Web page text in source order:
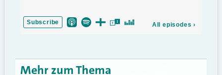
Mehr zum Thema